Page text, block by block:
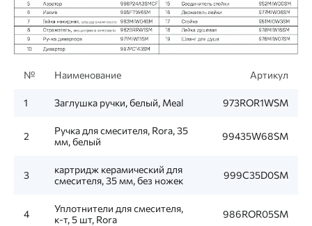
№ Наименование Артикул
1 Заглушка ручки, белый, Meal 973ROR1WSM
2
Ручка для смесителя, Rora, 35
мм, белый
99435W68SM
3
картридж керамический для
смесителя, 35 мм, без ножек
999C35D0SM
4
Уплотнители для смесителя,
к-т, 5 шт, Rora
986ROR05SM